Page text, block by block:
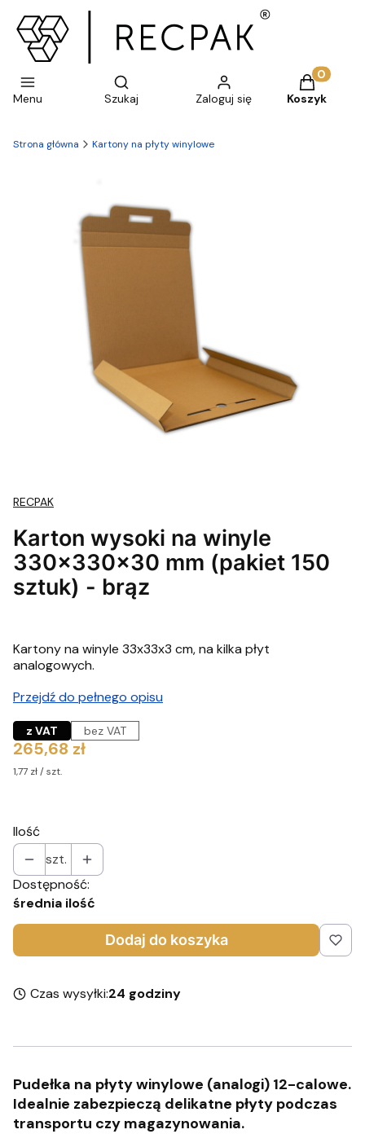
Menu
Otwórz wyszukiwarkę
Szukaj Zaloguj się
Produkty
Koszyk
Strona główna Kartony na płyty winylowe
RECPAK
Karton wysoki na winyle
330x330x30 mm (pakiet 150
sztuk) - brąz
Kartony na winyle 33x33x3 cm, na kilka płyt
analogowych.
Przejdź do pełnego opisu
z VAT bez VAT
Cena
265,68 zł
1,77 zł / szt.
Ilość
szt.
Dostępność:
średnia ilość
Dodaj do koszyka
Czas wysyłki:24 godziny
Pudełka na płyty winylowe (analogi) 12-calowe.
Idealnie zabezpieczą delikatne płyty podczas
transportu czy magazynowania.